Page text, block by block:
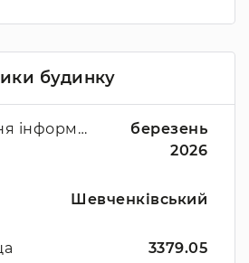
будинку
Дата оновлення інформації
березень
2026
Шевченківський
3379.05